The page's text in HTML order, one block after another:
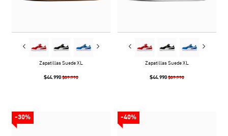
Zapatillas Suede XL
$44.990 $89.990
Zapatillas Suede XL
$44.990 $89.990
-30% -40%